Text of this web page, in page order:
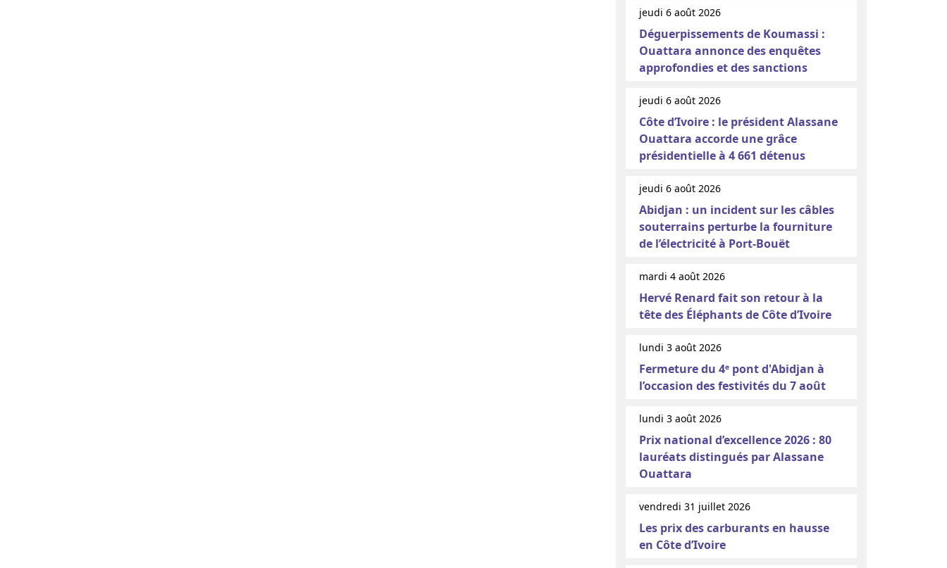
jeudi 6 août 2026
Déguerpissements de Koumassi :
Ouattara annonce des enquêtes
approfondies et des sanctions
jeudi 6 août 2026
Côte d’Ivoire : le président Alassane
Ouattara accorde une grâce
présidentielle à 4 661 détenus
jeudi 6 août 2026
Abidjan : un incident sur les câbles
souterrains perturbe la fourniture
de l’électricité à Port-Bouët
mardi 4 août 2026
Hervé Renard fait son retour à la
tête des Éléphants de Côte d’Ivoire
lundi 3 août 2026
Fermeture du 4ᵉ pont d'Abidjan à
l’occasion des festivités du 7 août
lundi 3 août 2026
Prix national d’excellence 2026 : 80
lauréats distingués par Alassane
Ouattara
vendredi 31 juillet 2026
Les prix des carburants en hausse
en Côte d’Ivoire